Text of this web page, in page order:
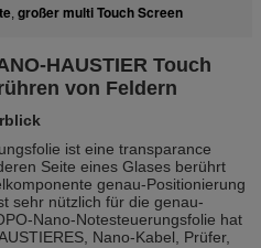
, großer multi Touch Screen
HAUSTIER Touch
von Feldern
ist eine transparance
Seite eines Glases berührt
genau-Positionierung
sehr nützlich für die genau-
Nano-Notesteuerungsfolie hat
Nano-Kabel, Prüfer,